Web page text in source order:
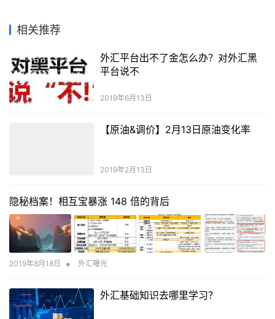
相关推荐
外汇平台出不了金怎么办？对外汇黑
平台说不
2019年6月13日
【原油&调价】2月13日原油变化率
2019年2月13日
隐秘档案！相互宝暴涨 148 倍的背后
2019年8月18日 • 外汇曝光
外汇基础知识去哪里学习？